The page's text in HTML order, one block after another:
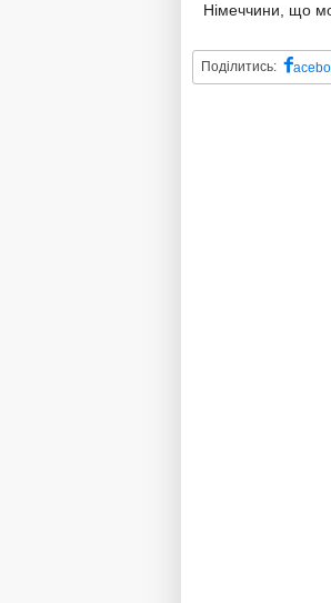
Німеччини, що
Поділитись: